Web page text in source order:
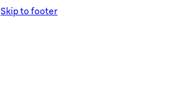
Skip to footer
เครื่องชงกาแฟ
เครื่องชงกาแฟ